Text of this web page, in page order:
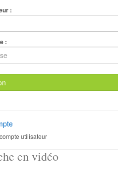
:
:
utilisateur
en vidéo